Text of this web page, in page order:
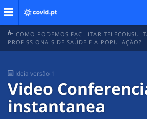
COMO PODEMOS FACILITAR
PROFISSIONAIS DE SAÚDE E A POPULAÇÃO?
Ideia versão 1
Video
instantanea